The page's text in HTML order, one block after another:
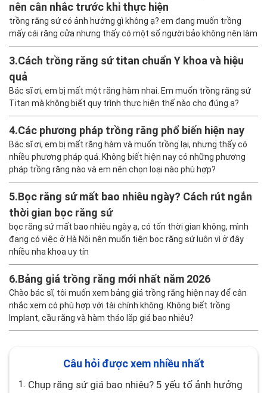
nên cân nhắc trước khi thực hiện
trồng răng sứ có ảnh hưởng gì không ạ? em đang muốn trồng
mấy cái răng cửa nhưng thấy có một số người bảo không nên làm
3.Cách trồng răng sứ titan chuẩn Y khoa và hiệu
quả
Bác sĩ ơi, em bị mất một răng hàm nhai. Em muốn trồng răng sứ
Titan mà không biết quy trình thực hiện thế nào cho đúng ạ?
4.Các phương pháp trồng răng phổ biến hiện nay
Bác sĩ ơi, em bị mất răng hàm và muốn trồng lại, nhưng thấy có
nhiều phương pháp quá. Không biết hiện nay có những phương
pháp trồng răng nào và em nên chọn loại nào phù hợp?
5.Bọc răng sứ mất bao nhiêu ngày? Cách rút ngắn
thời gian bọc răng sứ
bọc răng sứ mất bao nhiêu ngày ạ, có tốn thời gian không, mình
đang có việc ở Hà Nội nên muốn tiện bọc răng sứ luôn vì ở đây
nhiều nha khoa uy tín
6.Bảng giá trồng răng mới nhất năm 2026
Chào bác sĩ, tôi muốn xem bảng giá trồng răng hiện nay để cân
nhắc xem có phù hợp với tài chính không. Không biết trồng
Implant, cầu răng và hàm tháo lắp giá bao nhiêu?
Câu hỏi được xem nhiều nhất
1. Chụp răng sứ giá bao nhiêu? 5 yếu tố ảnh hưởng